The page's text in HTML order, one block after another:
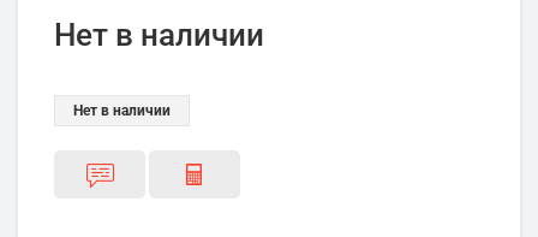
Нет в наличии
Нет в наличии